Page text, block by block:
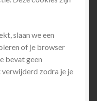
slaan we een
of je browser
bevat geen
zodra je je